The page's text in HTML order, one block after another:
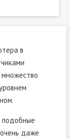
в
множество
подобные
даже